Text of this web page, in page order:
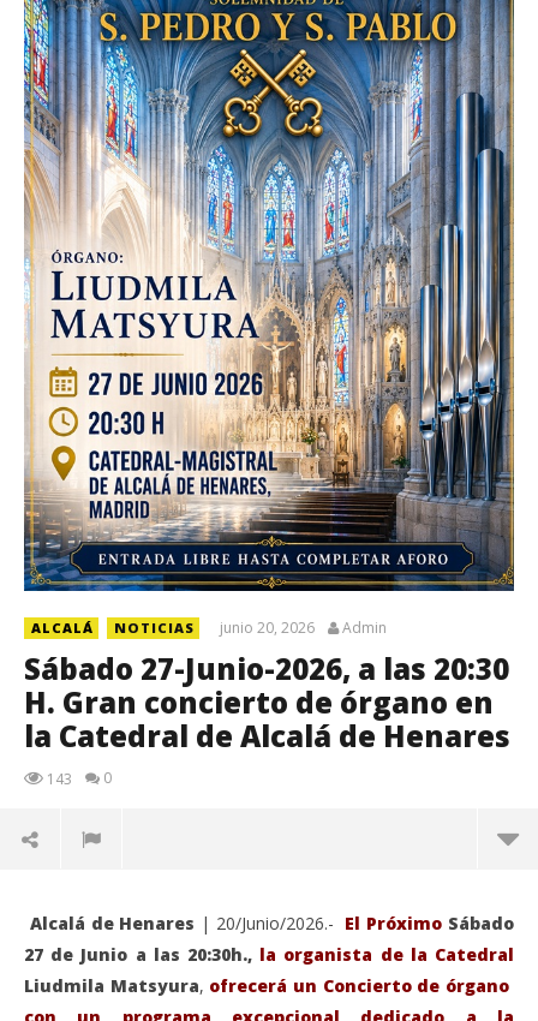
ALCALÁ NOTICIAS junio 20, 2026 Admin
Sábado 27-Junio-2026, a las 20:30
H. Gran concierto de órgano en
la Catedral de Alcalá de Henares
143 0
Alcalá de Henares | 20/Junio/2026.- El Próximo Sábado
27 de Junio a las 20:30h., la organista de la Catedral
Liudmila Matsyura, ofrecerá un Concierto de órgano
con un programa excepcional dedicado a la